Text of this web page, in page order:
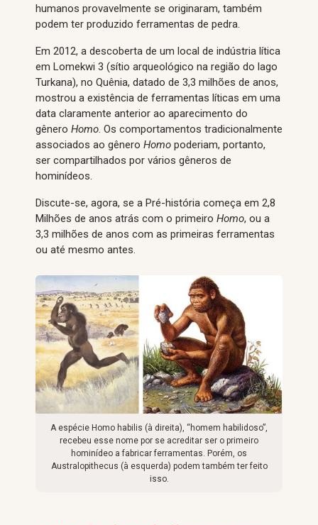
humanos provavelmente se originaram, também
podem ter produzido ferramentas de pedra.
Em 2012, a descoberta de um local de indústria lítica
em Lomekwi 3 (sítio arqueológico na região do lago
Turkana), no Quênia, datado de 3,3 milhões de anos,
mostrou a existência de ferramentas líticas em uma
data claramente anterior ao aparecimento do
gênero Homo. Os comportamentos tradicionalmente
associados ao gênero Homo poderiam, portanto,
ser compartilhados por vários gêneros de
hominídeos.
Discute-se, agora, se a Pré-história começa em 2,8
Milhões de anos atrás com o primeiro Homo, ou a
3,3 milhões de anos com as primeiras ferramentas
ou até mesmo antes.
A espécie Homo habilis (à direita), “homem habilidoso”,
recebeu esse nome por se acreditar ser o primeiro
hominídeo a fabricar ferramentas. Porém, os
Australopithecus (à esquerda) podem também ter feito
isso.